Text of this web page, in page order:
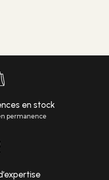
en stock
permanence